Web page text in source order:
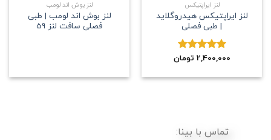
لنز ایراپتیکس
لنز ایراپتیکس هیدروگلاید
| طبی فصلی
نمره5.002,400,000 تومان
لنز بوش اند لومب
لنز بوش اند لومب | طبی
فصلی سافت لنز 59
تماس با بینا: